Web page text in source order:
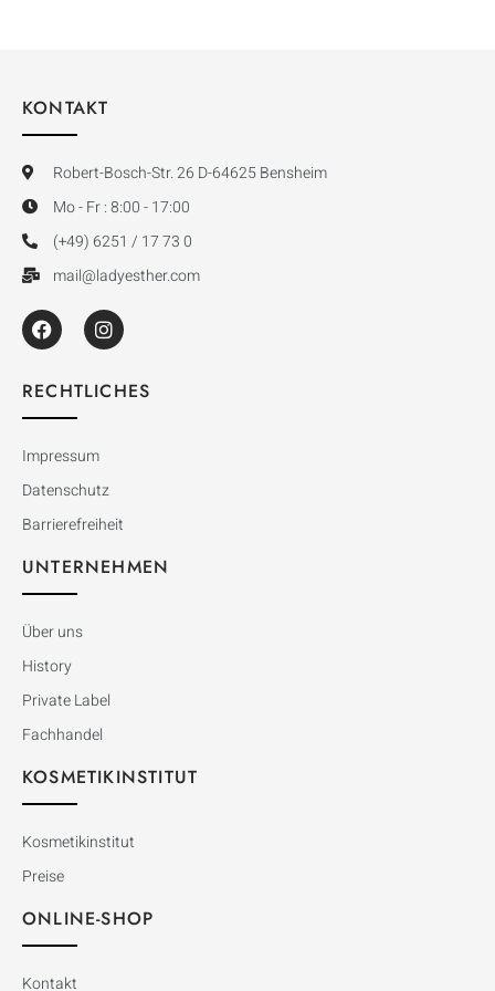
KONTAKT
Robert-Bosch-Str. 26 D-64625 Bensheim
Mo - Fr : 8:00 - 17:00
(+49) 6251 / 17 73 0
mail@ladyesther.com
RECHTLICHES
Impressum
Datenschutz
Barrierefreiheit
UNTERNEHMEN
Über uns
History
Private Label
Fachhandel
KOSMETIKINSTITUT
Kosmetikinstitut
Preise
ONLINE-SHOP
Kontakt